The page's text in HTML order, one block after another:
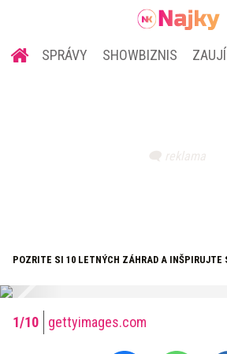
SPRÁVY SHOWBIZNIS
POZRITE SI 10 LETNÝCH ZÁHRAD A INŠPIRUJTE
gettyimages.com